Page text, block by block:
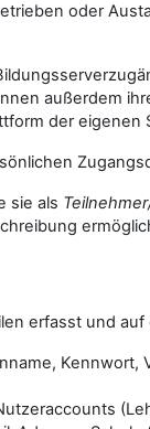
oder
außerdem
der eigenen
sie als
erfasst und
Kennwort,